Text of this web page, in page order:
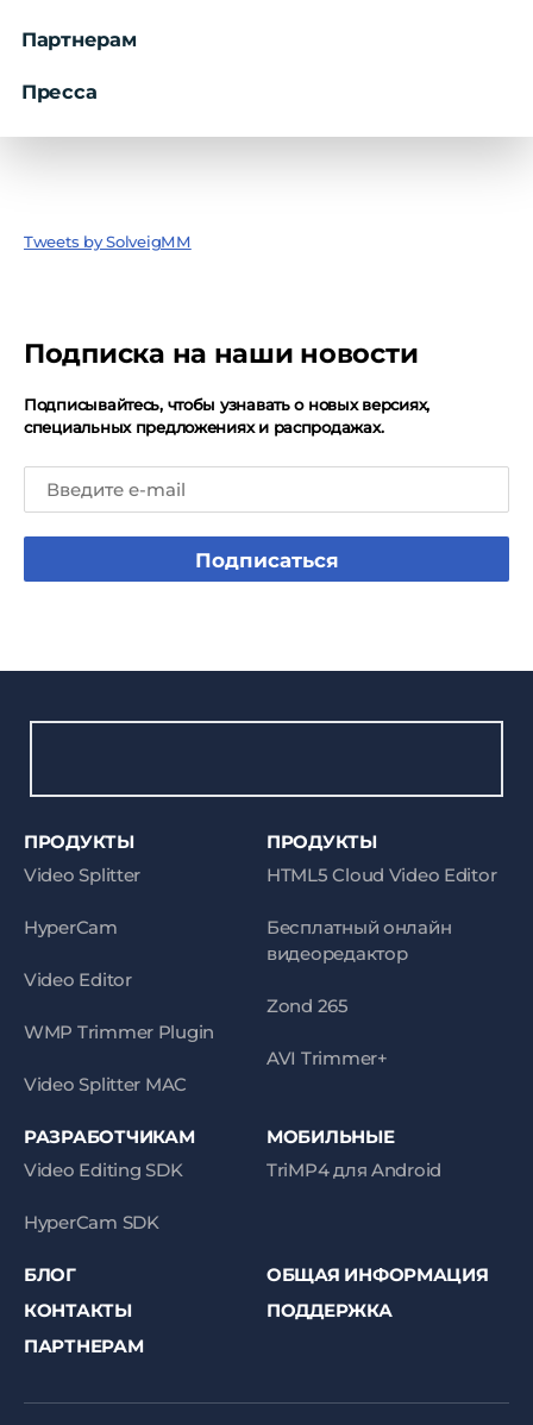
Партнерам
Пресса
Tweets by SolveigMM
Подписка на наши новости
Подписывайтесь, чтобы узнавать о новых версиях,
специальных предложениях и распродажах.
Подписаться
ПРОДУКТЫ
Video Splitter
HyperCam
Video Editor
WMP Trimmer Plugin
Video Splitter MAC
ПРОДУКТЫ
HTML5 Cloud Video Editor
Бесплатный онлайн
видеоредактор
Zond 265
AVI Trimmer+
РАЗРАБОТЧИКАМ
Video Editing SDK
HyperCam SDK
МОБИЛЬНЫЕ
TriMP4 для Android
БЛОГ
ОБЩАЯ ИНФОРМАЦИЯ
КОНТАКТЫ
ПОДДЕРЖКА
ПАРТНЕРАМ